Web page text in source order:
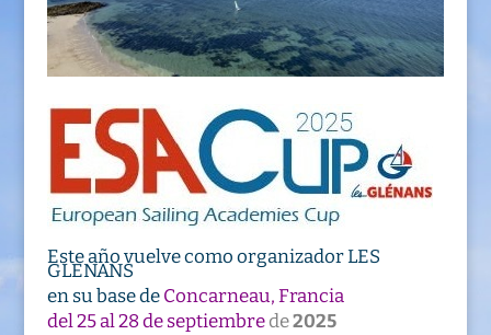
Este año vuelve como organizador LES
GLENANS
en su base deConcarneau, Francia
del 25 al 28 de septiembrede2025